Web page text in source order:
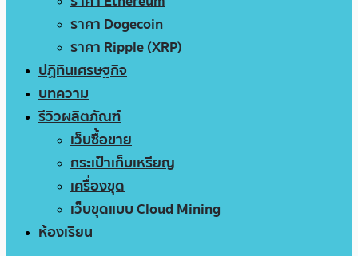
ราคา Dogecoin
ราคา Ripple (XRP)
ปฏิทินเศรษฐกิจ
บทความ
รีวิวผลิตภัณฑ์
เว็บซื้อขาย
กระเป๋าเก็บเหรียญ
เครื่องขุด
เว็บขุดแบบ Cloud Mining
ห้องเรียน